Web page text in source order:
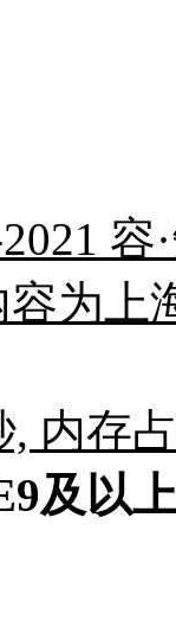
容
容为
, 内存
及以